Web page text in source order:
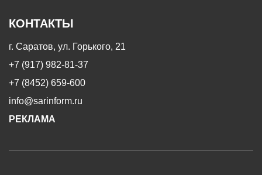
КОНТАКТЫ
г. Саратов, ул. Горького, 21
+7 (917) 982-81-37
+7 (8452) 659-600
info@sarinform.ru
РЕКЛАМА